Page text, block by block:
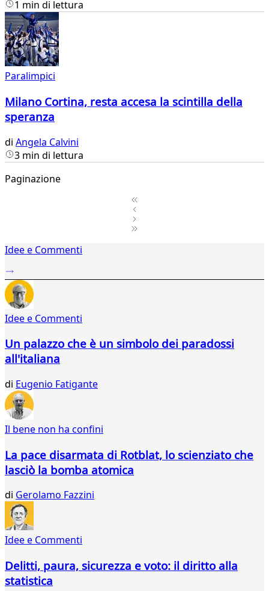
1 min di lettura
Paralimpici
Milano Cortina, resta accesa la scintilla della
speranza
di Angela Calvini
3 min di lettura
Paginazione
2Idee e Commenti
Idee e Commenti
Un palazzo che è un simbolo dei paradossi
all'italiana
di Eugenio Fatigante
Il bene non ha confini
La pace disarmata di Rotblat, lo scienziato che
lasciò la bomba atomica
di Gerolamo Fazzini
Idee e Commenti
Delitti, paura, sicurezza e voto: il diritto alla
statistica